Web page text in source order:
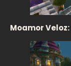
Moamor Veloz: